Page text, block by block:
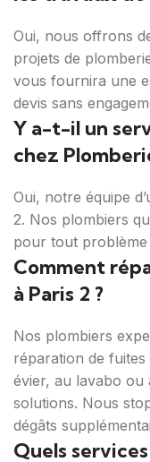
Oui, nous offrons
projets de
vous fournira une
devis sans
Y a-t-il un
chez
Oui, notre équipe
2. Nos plombiers
pour tout problème
Comment
à Paris 2 ?
Nos plombiers
réparation de fuites
évier, au lavabo
solutions. Nous
dégâts
Quels